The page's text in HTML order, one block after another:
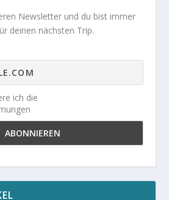
Newsletter und du bist immer
deinen nächsten Trip.
ich die